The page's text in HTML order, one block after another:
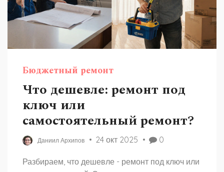
Бюджетный ремонт
Что дешевле: ремонт под
ключ или
самостоятельный ремонт?
Даниил Архипов 24 окт 2025 0
Разбираем, что дешевле - ремонт под ключ или